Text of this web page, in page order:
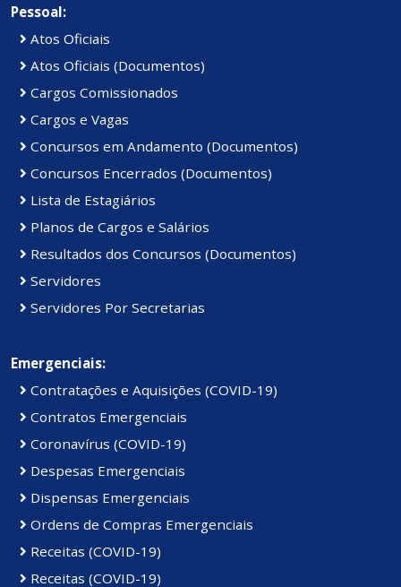
Pessoal:
Atos Oficiais
Atos Oficiais (Documentos)
Cargos Comissionados
Cargos e Vagas
Concursos em Andamento (Documentos)
Concursos Encerrados (Documentos)
Lista de Estagiários
Planos de Cargos e Salários
Resultados dos Concursos (Documentos)
Servidores
Servidores Por Secretarias
Emergenciais:
Contratações e Aquisições (COVID-19)
Contratos Emergenciais
Coronavírus (COVID-19)
Despesas Emergenciais
Dispensas Emergenciais
Ordens de Compras Emergenciais
Receitas (COVID-19)
Receitas (COVID-19)